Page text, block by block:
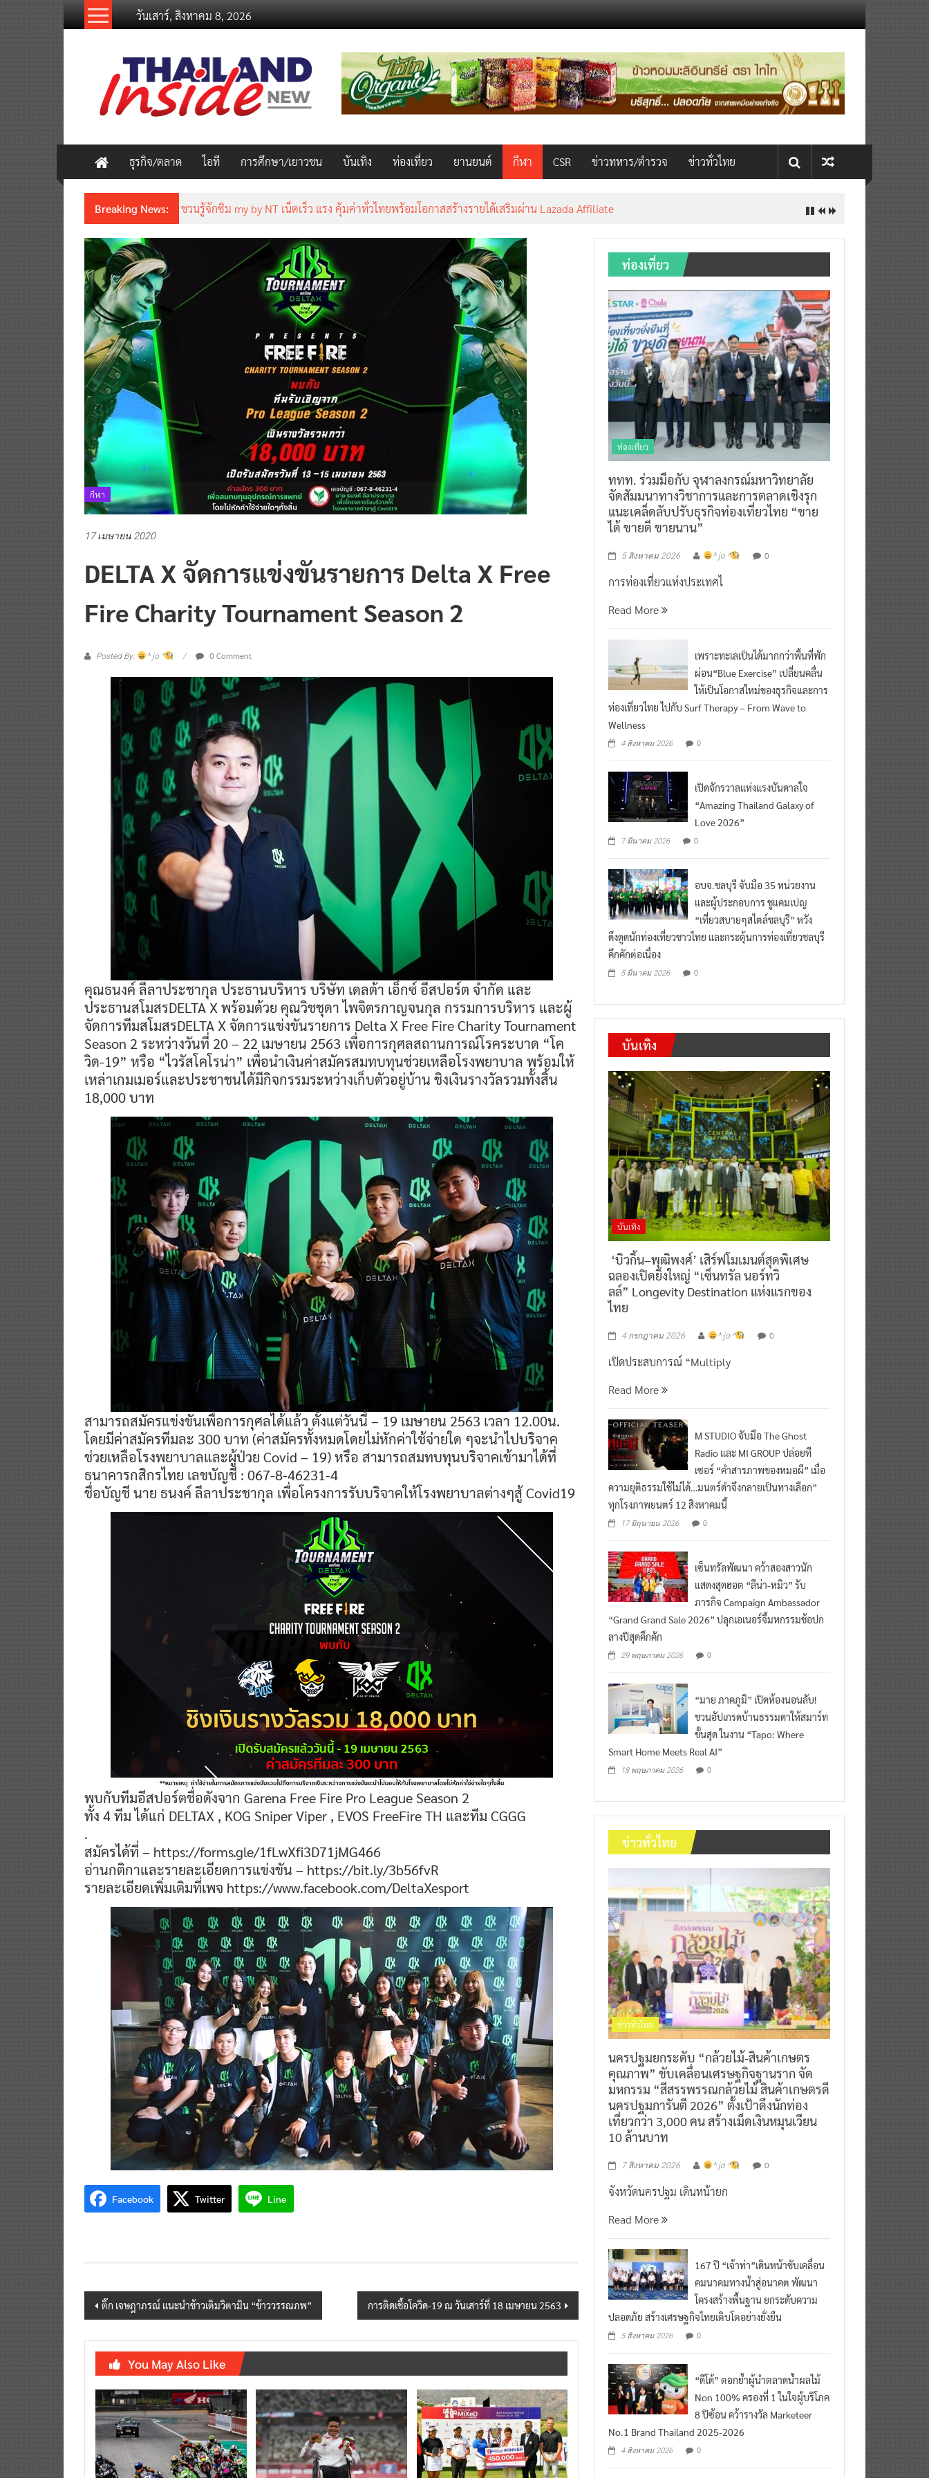
วันเสาร์, สิงหาคม 8, 2026
thailandinsidenew.com
Thailand
Inside
New
ธุรกิจ/ตลาด ไอที การศึกษา/เยาวชน บันเทิง ท่องเที่ยว ยานยนต์ กีฬา CSR ข่าวทหาร/ตำรวจ ข่าวทั่วไทย
Breaking News: ชวนรู้จักซิม my by NT เน็ตเร็ว แรง คุ้มค่าทั่วไทยพร้อมโอกาสสร้างรายได้เสริมผ่าน Lazada Affiliate
กีฬา
17 เมษายน 2020
DELTA X จัดการแข่งขันรายการ Delta X Free
Fire Charity Tournament Season 2
Posted By: ^ jo ^ 0 Comment
คุณธนงค์ ลีลาประชากุล ประธานบริหาร บริษัท เดลต้า เอ็กซ์ อีสปอร์ต จำกัด และ
ประธานสโมสรDELTA X พร้อมด้วย คุณวิชชุดา ไพจิตรกาญจนกุล กรรมการบริหาร และผู้
จัดการทีมสโมสรDELTA X จัดการแข่งขันรายการ Delta X Free Fire Charity Tournament
Season 2 ระหว่างวันที่ 20 – 22 เมษายน 2563 เพื่อการกุศลสถานการณ์โรคระบาด “โค
วิด-19” หรือ “ไวรัสโคโรน่า” เพื่อนำเงินค่าสมัครสมทบทุนช่วยเหลือโรงพยาบาล พร้อมให้
เหล่าเกมเมอร์และประชาชนได้มีกิจกรรมระหว่างเก็บตัวอยู่บ้าน ชิงเงินรางวัลรวมทั้งสิ้น
18,000 บาท
สามารถสมัครแข่งขันเพื่อการกุศลได้แล้ว ตั้งแต่วันนี้ – 19 เมษายน 2563 เวลา 12.00น.
โดยมีค่าสมัครทีมละ 300 บาท (ค่าสมัครทั้งหมดโดยไม่หักค่าใช้จ่ายใด ๆจะนำไปบริจาค
ช่วยเหลือโรงพยาบาลและผู้ป่วย Covid – 19) หรือ สามารถสมทบทุนบริจาคเข้ามาได้ที่
ธนาคารกสิกรไทย เลขบัญชี : 067-8-46231-4
ชื่อบัญชี นาย ธนงค์ ลีลาประชากุล เพื่อโครงการรับบริจาคให้โรงพยาบาลต่างๆสู้ Covid19
พบกับทีมอีสปอร์ตชื่อดังจาก Garena Free Fire Pro League Season 2
ทั้ง 4 ทีม ได้แก่ DELTAX , KOG Sniper Viper , EVOS FreeFire TH และทีม CGGG
.
สมัครได้ที่ – https://forms.gle/1fLwXfi3D71jMG466
อ่านกติกาและรายละเอียดการแข่งขัน – https://bit.ly/3b56fvR
รายละเอียดเพิ่มเติมที่เพจ https://www.facebook.com/DeltaXesport
Facebook Twitter Line
Post
navigation
ติ๊ก เจษฎาภรณ์ แนะนำข้าวเติมวิตามิน “ข้าววรรณภพ” การติดเชื้อโควิด-19 ณ วันเสาร์ที่ 18 เมษายน 2563
You May Also Like
ท่องเที่ยว
ท่องเที่ยว
ททท. ร่วมมือกับ จุฬาลงกรณ์มหาวิทยาลัย
จัดสัมมนาทางวิชาการและการตลาดเชิงรุก
แนะเคล็ดลับปรับธุรกิจท่องเที่ยวไทย “ขาย
ได้ ขายดี ขายนาน”
5 สิงหาคม 2026 ^ jo ^ 0
การท่องเที่ยวแห่งประเทศไ
Read More
เพราะทะเลเป็นได้มากกว่าพื้นที่พัก
ผ่อน“Blue Exercise” เปลี่ยนคลื่น
ให้เป็นโอกาสใหม่ของธุรกิจและการ
ท่องเที่ยวไทย ไปกับ Surf Therapy – From Wave to
Wellness
4 สิงหาคม 2026 0
เปิดจักรวาลแห่งแรงบันดาลใจ
“Amazing Thailand Galaxy of
Love 2026”
7 มีนาคม 2026 0
อบจ.ชลบุรี จับมือ 35 หน่วยงาน
และผู้ประกอบการ ชูแคมเปญ
“เที่ยวสบายๆสไตล์ชลบุรี” หวัง
ดึงดูดนักท่องเที่ยวชาวไทย และกระตุ้นการท่องเที่ยวชลบุรี
คึกคักต่อเนื่อง
5 มีนาคม 2026 0
บันเทิง
บันเทิง
‘บิวกิ้น–พุฒิพงศ์’ เสิร์ฟโมเมนต์สุดพิเศษ
ฉลองเปิดยิ่งใหญ่ “เซ็นทรัล นอร์ทวิ
ลล์” Longevity Destination แห่งแรกของ
ไทย
4 กรกฎาคม 2026 ^ jo ^ 0
เปิดประสบการณ์ “Multiply
Read More
M STUDIO จับมือ The Ghost
Radio และ MI GROUP ปล่อยที
เซอร์ “คำสารภาพของหมอผี” เมื่อ
ความยุติธรรมใช้ไม่ได้…มนตร์ดำจึงกลายเป็นทางเลือก”
ทุกโรงภาพยนตร์ 12 สิงหาคมนี้
17 มิถุนายน 2026 0
เซ็นทรัลพัฒนา คว้าสองสาวนัก
แสดงสุดฮอต “ลีน่า-หมิว” รับ
ภารกิจ Campaign Ambassador
“Grand Grand Sale 2026” ปลุกเอเนอร์จี้มหกรรมช้อปก
ลางปีสุดคึกคัก
29 พฤษภาคม 2026 0
“มาย ภาคภูมิ” เปิดห้องนอนลับ!
ชวนอัปเกรดบ้านธรรมดาให้สมาร์ท
ขั้นสุด ในงาน “Tapo: Where
Smart Home Meets Real AI”
18 พฤษภาคม 2026 0
ข่าวทั่วไทย
ข่าวทั่วไทย
นครปฐมยกระดับ “กล้วยไม้-สินค้าเกษตร
คุณภาพ” ขับเคลื่อนเศรษฐกิจฐานราก จัด
มหกรรม “สีสรรพรรณกล้วยไม้ สินค้าเกษตรดี
นครปฐมการันตี 2026” ตั้งเป้าดึงนักท่อง
เที่ยวกว่า 3,000 คน สร้างเม็ดเงินหมุนเวียน
10 ล้านบาท
7 สิงหาคม 2026 ^ jo ^ 0
จังหวัดนครปฐม เดินหน้ายก
Read More
167 ปี “เจ้าท่า”เดินหน้าขับเคลื่อน
คมนาคมทางน้ำสู่อนาคต พัฒนา
โครงสร้างพื้นฐาน ยกระดับความ
ปลอดภัย สร้างเศรษฐกิจไทยเติบโตอย่างยั่งยืน
5 สิงหาคม 2026 0
“ดีโด้” ตอกย้ำผู้นำตลาดน้ำผลไม้
Non 100% ครองที่ 1 ในใจผู้บริโภค
8 ปีซ้อน คว้ารางวัล Marketeer
No.1 Brand Thailand 2025-2026
4 สิงหาคม 2026 0